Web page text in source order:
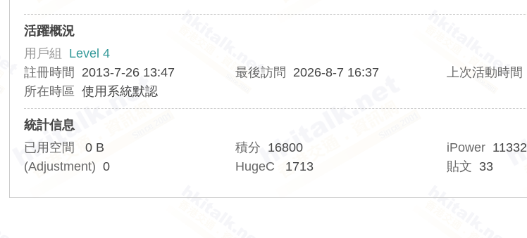
活躍概況
用戶組 Level 4
註冊時間
2013-7-26 13:47 最後訪問 2026-8-7 16:37 上次活動時間
所在時區
使用系統默認
統計信息
已用空間
0 B 積分 16800 iPower 11332
(Adjustment) 0 HugeC 1713 貼文 33